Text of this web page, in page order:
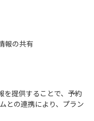
報の共有
を提供することで、予約
との連携により、プラン